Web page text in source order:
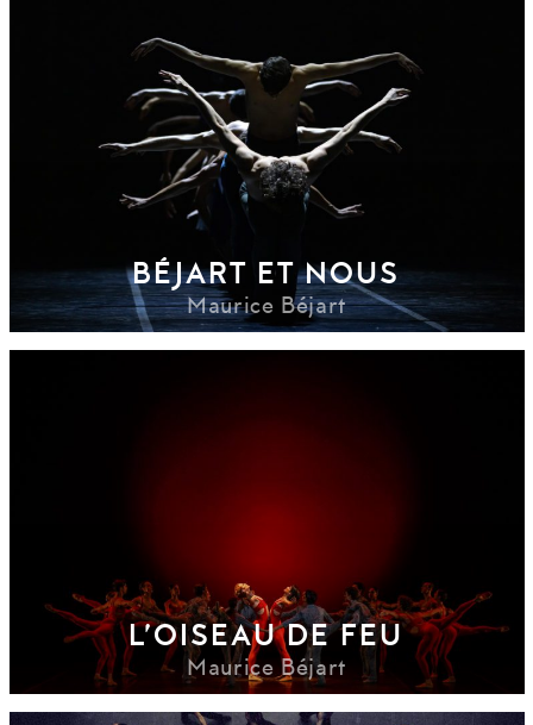
BÉJART ET NOUS
Maurice Béjart
L’OISEAU DE FEU
Maurice Béjart